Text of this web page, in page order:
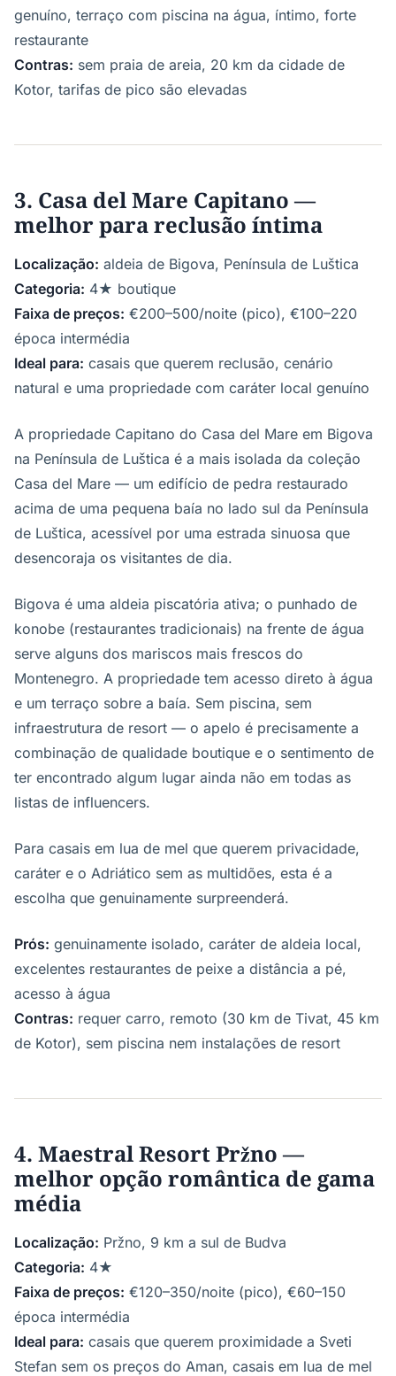
genuíno, terraço com piscina na água, íntimo, forte
restaurante
Contras: sem praia de areia, 20 km da cidade de
Kotor, tarifas de pico são elevadas
3. Casa del Mare Capitano —
melhor para reclusão íntima
Localização: aldeia de Bigova, Península de Luštica
Categoria: 4★ boutique
Faixa de preços: €200–500/noite (pico), €100–220
época intermédia
Ideal para: casais que querem reclusão, cenário
natural e uma propriedade com caráter local genuíno
A propriedade Capitano do Casa del Mare em Bigova
na Península de Luštica é a mais isolada da coleção
Casa del Mare — um edifício de pedra restaurado
acima de uma pequena baía no lado sul da Península
de Luštica, acessível por uma estrada sinuosa que
desencoraja os visitantes de dia.
Bigova é uma aldeia piscatória ativa; o punhado de
konobe (restaurantes tradicionais) na frente de água
serve alguns dos mariscos mais frescos do
Montenegro. A propriedade tem acesso direto à água
e um terraço sobre a baía. Sem piscina, sem
infraestrutura de resort — o apelo é precisamente a
combinação de qualidade boutique e o sentimento de
ter encontrado algum lugar ainda não em todas as
listas de influencers.
Para casais em lua de mel que querem privacidade,
caráter e o Adriático sem as multidões, esta é a
escolha que genuinamente surpreenderá.
Prós: genuinamente isolado, caráter de aldeia local,
excelentes restaurantes de peixe a distância a pé,
acesso à água
Contras: requer carro, remoto (30 km de Tivat, 45 km
de Kotor), sem piscina nem instalações de resort
4. Maestral Resort Pržno —
melhor opção romântica de gama
média
Localização: Pržno, 9 km a sul de Budva
Categoria: 4★
Faixa de preços: €120–350/noite (pico), €60–150
época intermédia
Ideal para: casais que querem proximidade a Sveti
Stefan sem os preços do Aman, casais em lua de mel